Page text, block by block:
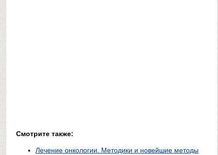
Смотрите также:
Лечение онкологии. Методики и новейшие методы